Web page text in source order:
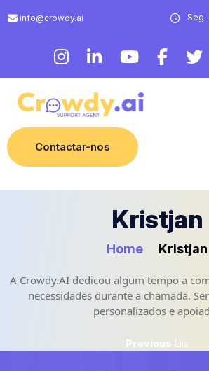
info@crowdy.ai Seg
Contactar-nos
Kristjan
Home Kristjan
A Crowdy.AI dedicou algum tempo a
necessidades durante a chamada.
personalizados e
Navegação
Previous Previous
Liis